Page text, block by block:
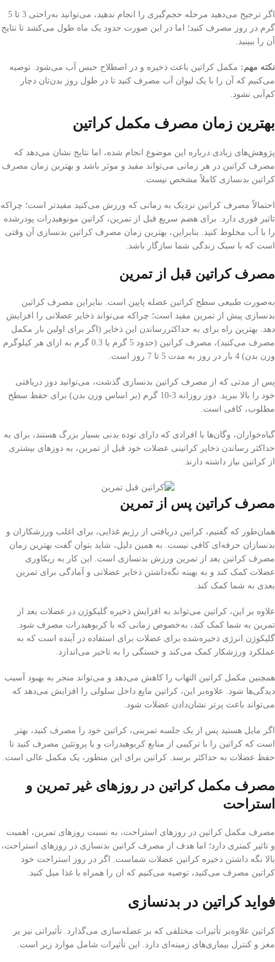
اگر ترجیح می‌دهید مرحله حجم‌گیری را انجام ندهید، می‌توانید به‌راحتی 3 تا 5
گرم در روز مصرف کنید؛ اما در این صورت حدود یک ماه طول می‌کشد تا نتایج
آن را ببینید.
نکته مهم: مکمل کراتین باعث ذخیره و در اصطلاح حبس آب می‌شود. توصیه
می‌کنیم که آن را با یک لیوان آب مصرف کنید تا در طول روز بدن‌تان دچار
کم‌آبی نشود.
بهترین زمان مصرف مکمل کراتین
پژوهش‌های زیادی درباره این موضوع انجام شده، اما نتایج نشان می‌دهد که
مصرف کراتین در هر زمانی می‌تواند مفید و موثر باشد و بهترین زمان مصرف
کراتین بدنسازی کاملاً مشخص نیست.
احتمالاً مصرف کراتین نزدیک به زمانی که ورزش می‌کنید مفیدتر است؛ چراکه
تاثیر فوری دارد. برای هضم سریع قبل از تمرین، کراتین مونوهیدرات پودر‌شده
را با آب مخلوط کنید. بنابراین، بهترین زمان مصرف کراتین بدنسازی آن وقتی
است که با سبک زندگی شما سازگار باشد.
مصرف کراتین قبل از تمرین
به‌صورت طبیعی سطح کراتین عضله پایین است. بنابراین مصرف کراتین
بدنسازی پیش از تمرین مفید است؛ چراکه می‌تواند ذخایر عضلانی را افزایش
دهد. بهترین راه برای به حداکثررساندن این ذخایر (اگر برای اولین بار مکمل
مصرف می‌کنید)، مصرف کراتین (حدود 5 گرم یا 0.3 گرم به ازای هر کیلوگرم
وزن بدن) 4 بار در روز به مدت 5 تا 7 روز است.
پس از مدتی که از مصرف کراتین بدنسازی گذشت، می‌توانید دوز دریافتی
خود را بالا ببرید. دوز روزانه 3-10 گرم (بر اساس وزن بدن) برای حفظ سطح
مطلوب، کافی است.
گیاه‌خواران، وگان‌ها یا افرادی که دارای توده بدنی بسیار بزرگ هستند، برای به
حداکثر رساندن ذخایر کراتینی عضلات خود قبل از تمرین، به دوزهای بیشتری
از کراتین نیاز داشته دارند.
مصرف کراتین پس از تمرین
همان‌طور که گفتیم، کراتین دریافتی از رژیم غذایی، برای اغلب ورزشکاران و
بدنسازان حرفه‌ای کافی نیست. به همین دلیل، شاید بتوان گفت بهترین زمان
مصرف کراتین بعد از تمرین ورزش بدنسازی است. این کار به ریکاوری
عضلات کمک کند و به بهینه نگه‌داشتن ذخایر عضلانی و آمادگی برای تمرین
بعدی به شما کمک کند.
علاوه بر این، کراتین می‌تواند به افزایش ذخیره گلیکوژن در عضلات بعد از
تمرین به شما کمک کند، به‌خصوص زمانی که با کربوهیدرات مصرف شود.
گلیکوژن انرژی ذخیره‌شده برای عضلات برای استفاده در آینده است که به
عملکرد ورزشکار کمک می‌کند و خستگی را به تاخیر می‌اندازد.
همچنین مکمل کراتین التهاب را کاهش می‌دهد و می‌تواند منجر به بهبود آسیب
دیدگی‌ها شود. علاوه‌بر این، کراتین مایع داخل سلولی را افزایش می‌دهد که
می‌تواند باعث پرتر نشان‌دادن عضلات شود.
اگر مایل هستید پس از یک جلسه تمرینی، کراتین خود را مصرف کنید، بهتر
است که کراتین را با ترکیبی از منابع کربوهیدرات و یا پروتئین مصرف کنید تا
حفظ عضلات به حداکثر برسد. کراتین برای این منظور، یک مکمل عالی است.
مصرف مکمل کراتین در روزهای غیر تمرین و
استراحت
مصرف مکمل کراتین در روزهای استراحت، به نسبت روزهای تمرین، اهمیت
و تاثیر کمتری دارد؛ اما هدف از مصرف کراتین بدنسازی در روزهای استراحت،
بالا نگه داشتن ذخیره کراتین عضلات شماست. اگر در روز استراحت خود
کراتین مصرف می‌کنید، توصیه می‌کنیم که ان را همراه با غذا میل کنید.
فواید کراتین در بدنسازی
کراتین علاوه‌بر تأثیرات مختلفی که بر عضله‌سازی می‌گذارد. تأثیراتی نیز بر
مغز و کنترل بیماری‌های زمینه‌ای دارد. این تأثیرات شامل موارد زیر است.